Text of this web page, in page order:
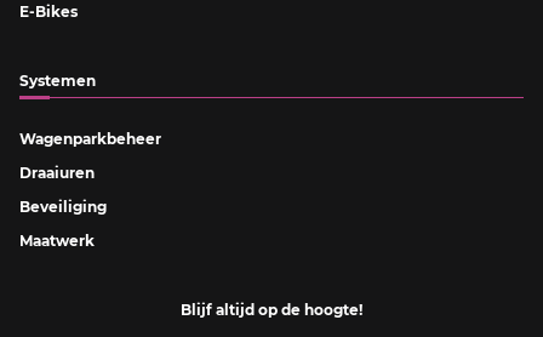
E-Bikes
Systemen
Wagenparkbeheer
Draaiuren
Beveiliging
Maatwerk
Blijf altijd op de hoogte!